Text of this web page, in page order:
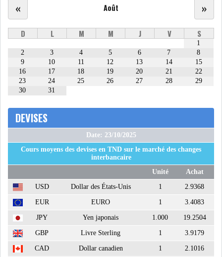
SUBSAHARIENNE
EUROPE
AMÉRIQUE LATINE RESTE DU MONDE
LA CHINE CONSOLIDE SA
PLACE PARMI LES LE...
LE GROUPE QNB AUGMENTE
SON BÉNÉFICE DE 3...
PÉTROLE : LE BARIL DE BRENT
Août
« »
D L M M J V S
1
2
3 4 5 6 7
8
9
10 11 12 13 14
15
16
17 18 19 20 21
22
23
24 25 26 27 28
29
30
31
DEVISES
Date: 23/10/2025
Cours moyens des devises en TND sur le marché des changes
interbancaire
Unité
Achat
USD
Dollar des États-Unis 1 2.9368
EUR EURO 1 3.4083
JPY Yen japonais 1.000 19.2504
GBP Livre Sterling 1 3.9179
CAD Dollar canadien 1 2.1016